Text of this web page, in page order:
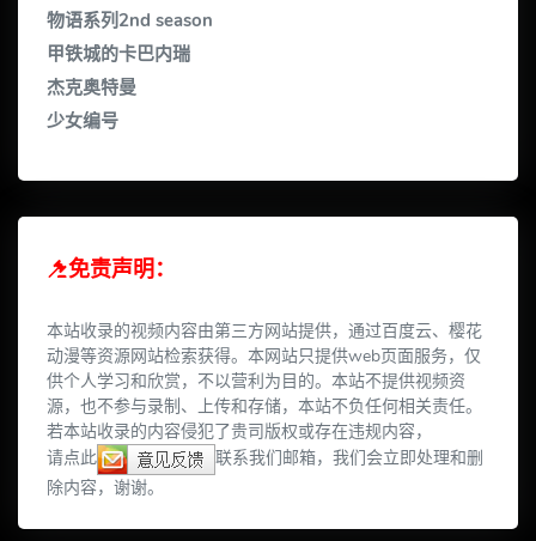
物语系列2nd season
甲铁城的卡巴内瑞
杰克奥特曼
少女编号
免责声明：
本站收录的视频内容由第三方网站提供，通过百度云、樱花
动漫等资源网站检索获得。本网站只提供web页面服务，仅
供个人学习和欣赏，不以营利为目的。本站不提供视频资
源，也不参与录制、上传和存储，本站不负任何相关责任。
若本站收录的内容侵犯了贵司版权或存在违规内容，
请点此
联系我们邮箱，我们会立即处理和删
除内容，谢谢。